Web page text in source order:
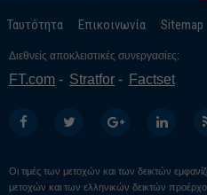
Ταυτότητα Επικοινωνία Sitemap
Διεθνείς αποκλειστικές συνεργασίες:
FT.com Stratfor Factset
Οι τιμές των μετοχών και των δεικτών
μετοχών και των ελληνικών δεικτών